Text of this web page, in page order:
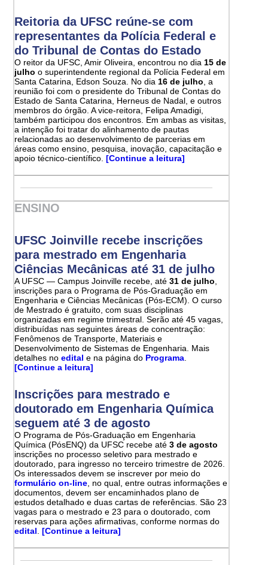
Reitoria da UFSC reúne-se com
representantes da Polícia Federal e
do Tribunal de Contas do Estado
O reitor da UFSC, Amir Oliveira, encontrou no dia 15 de
julho o superintendente regional da Polícia Federal em
Santa Catarina, Edson Souza. No dia 16 de julho , a
reunião foi com o presidente do Tribunal de Contas do
Estado de Santa Catarina, Herneus de Nadal, e outros
membros do órgão. A vice-reitora, Felipa Amadigi,
também participou dos encontros. Em ambas as visitas,
a intenção foi tratar do alinhamento de pautas
relacionadas ao desenvolvimento de parcerias em
áreas como ensino, pesquisa, inovação, capacitação e
apoio técnico-científico. [Continue a leitura]
ENSINO
UFSC Joinville recebe inscrições
para mestrado em Engenharia
Ciências Mecânicas até 31 de julho
A UFSC — Campus Joinville recebe, até31 de julho
inscrições para o Programa de Pós-Graduação em
Engenharia e Ciências Mecânicas (Pós-ECM). O curso
de Mestrado é gratuito, com suas disciplinas
organizadas em regime trimestral. Serão até 45 vagas,
distribuídas nas seguintes áreas de concentração:
Fenômenos de Transporte, Materiais e
Desenvolvimento de Sistemas de Engenharia. Mais
detalhes noedital e na página do Programa
[Continue a leitura]
Inscrições para mestrado e
doutorado em Engenharia Química
seguem até 3 de agosto
O Programa de Pós-Graduação em Engenharia
Química (PósENQ) da UFSC recebe até3 de agosto
inscrições no processo seletivo para mestrado e
doutorado, para ingresso no terceiro trimestre de 2026.
Os interessados devem se inscrever por meio do
formulário on-line , no qual, entre outras informações e
documentos, devem ser encaminhados plano de
estudos detalhado e duas cartas de referências. São 23
vagas para o mestrado e 23 para o doutorado, com
reservas para ações afirmativas, conforme normas do
edital .[Continue a leitura]